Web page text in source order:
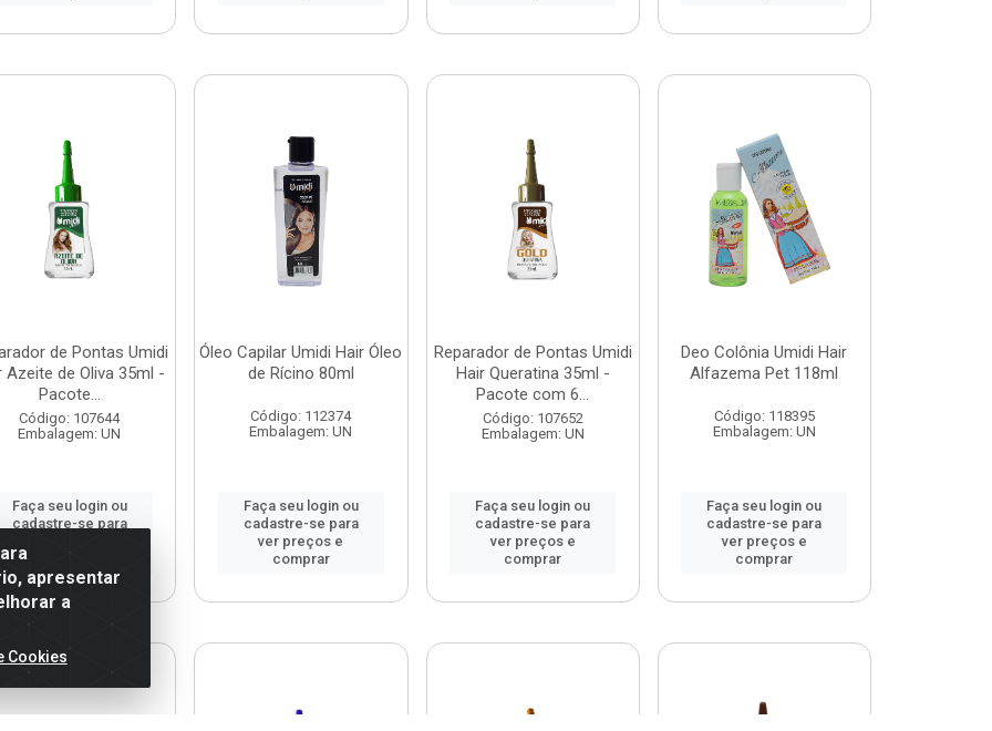
de Pontas Umidi
Azeite de Oliva 35ml -
Pacote...
Código: 107644
Embalagem: UN
Faça seu login ou
cadastre-se para
Óleo Capilar Umidi Hair Óleo
de Rícino 80ml
Código: 112374
Embalagem: UN
Faça seu login ou
cadastre-se para
ver preços e
comprar
Reparador de Pontas Umidi
Hair Queratina 35ml -
Pacote com 6...
Código: 107652
Embalagem: UN
Faça seu login ou
cadastre-se para
ver preços e
comprar
Deo Colônia Umidi Hair
Alfazema Pet 118ml
Código: 118395
Embalagem: UN
Faça seu login ou
cadastre-se para
ver preços e
comprar
apresentar
a
Cookies